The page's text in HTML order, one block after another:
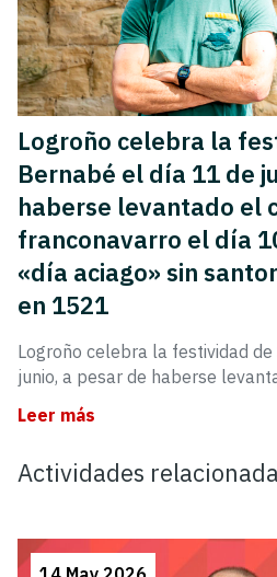
Logroño celebra la
Bernabé el día 11 de
haberse levantado el
franconavarro el día
«día aciago» sin
en 1521
Logroño celebra la festividad
junio, a pesar de haberse
Leer más
Actividades